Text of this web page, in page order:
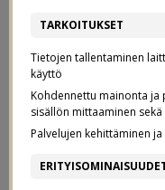
{leivontapäivä}
TARKOITUKSET
Tietojen tallentaminen
käyttö
Kohdennettu mainonta ja
sisällön mittaaminen
Palvelujen kehittäminen